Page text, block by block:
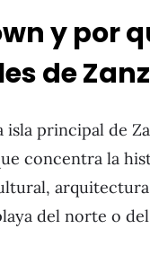
y por
de
principal de
concentra la
del norte o